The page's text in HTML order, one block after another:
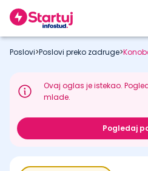
Poslovi>Poslovi preko zadruge>
Ovaj oglas je istekao.
mlade.
Pogledaj